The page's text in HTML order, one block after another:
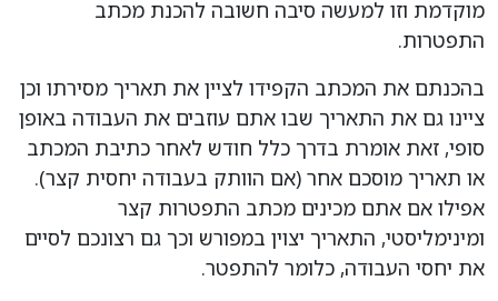
מוקדמת וזו למעשה סיבה חשובה להכנת מכתב
התפטרות.
בהכנתם את המכתב הקפידו לציין את תאריך מסירתו וכן
ציינו גם את התאריך שבו אתם עוזבים את העבודה באופן
סופי, זאת אומרת בדרך כלל חודש לאחר כתיבת המכתב
או תאריך מוסכם אחר (אם הוותק בעבודה יחסית קצר).
אפילו אם אתם מכינים מכתב התפטרות קצר
ומינימליסטי, התאריך יצוין במפורש וכך גם רצונכם לסיים
את יחסי העבודה, כלומר להתפטר.